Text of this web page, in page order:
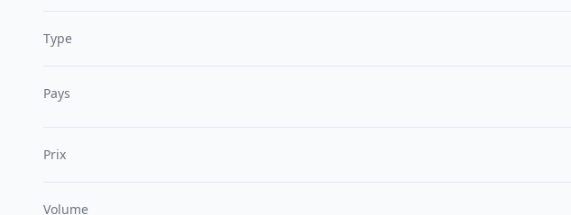
Type
Pays
Prix
Volume